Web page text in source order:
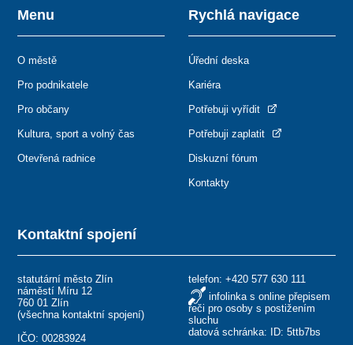
Kontaktní spojení
statutární město Zlín
náměstí Míru 12
760 01 Zlín
(všechna kontaktní spojení)
IČO: 00283924
telefon: +420 577 630 111
infolinka s online přepisem
řeči pro osoby s postižením
sluchu
datová schránka: ID: 5ttb7bs
Menu
O městě
Pro podnikatele
Pro občany
Kultura, sport a volný čas
Otevřená radnice
Rychlá navigace
Úřední deska
Kariéra
Potřebuji vyřídit
Potřebuji zaplatit
Diskuzní fórum
Kontakty